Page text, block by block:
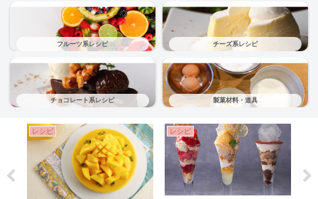
フルーツ系レシピ チーズ系レシピ
チョコレート系レシピ 製菓材料・道具
レシピ レシピ